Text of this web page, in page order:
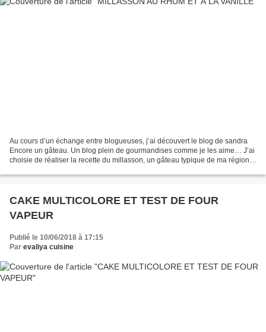
Au cours d’un échange entre blogueuses, j’ai découvert le blog de sandra
Encore un gâteau. Un blog plein de gourmandises comme je les aime… J’ai
choisie de réaliser la recette du millasson, un gâteau typique de ma région
CAKE MULTICOLORE ET TEST DE FOUR
VAPEUR
Publié le 10/06/2018 à 17:15
Par evaliya cuisine